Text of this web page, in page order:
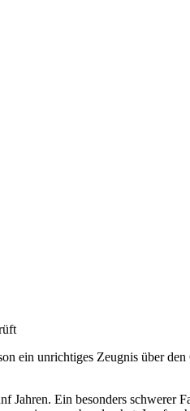
ein unrichtiges Zeugnis über
Jahren. Ein besonders